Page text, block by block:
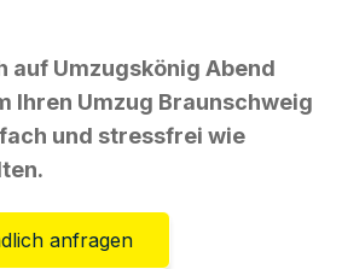
auf Umzugskönig Abend
Ihren Umzug Braunschweig
und stressfrei wie
anfragen